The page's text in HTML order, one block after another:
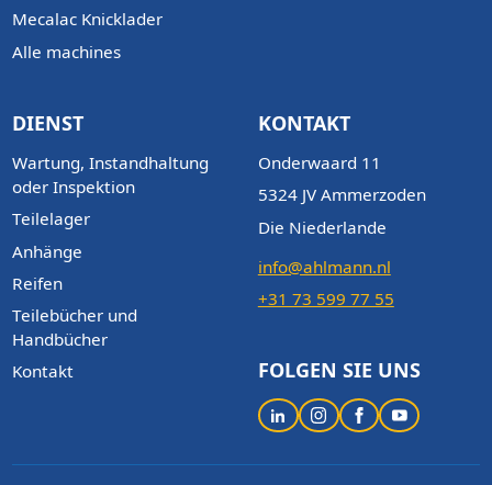
Mecalac Knicklader
Alle machines
DIENST
Wartung, Instandhaltung
oder Inspektion
Teilelager
Anhänge
Reifen
Teilebücher und
Handbücher
Kontakt
KONTAKT
Onderwaard 11
5324 JV Ammerzoden
Die Niederlande
info@ahlmann.nl
+31 73 599 77 55
FOLGEN SIE UNS